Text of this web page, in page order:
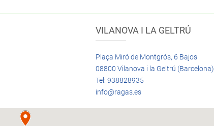
VILANOVA I LA GELTRÚ
Plaça Miró de Montgrós, 6 Bajos
08800 Vilanova i la Geltrú (Barcelona)
Tel: 938828935
info@ragas.es